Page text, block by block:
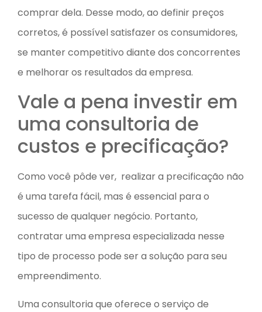
comprar dela. Desse modo, ao definir preços
corretos, é possível satisfazer os consumidores,
se manter competitivo diante dos concorrentes
e melhorar os resultados da empresa.
Vale a pena investir em
uma consultoria de
custos e precificação?
Como você pôde ver, realizar a precificação não
é uma tarefa fácil, mas é essencial para o
sucesso de qualquer negócio. Portanto,
contratar uma empresa especializada nesse
tipo de processo pode ser a solução para seu
empreendimento.
Uma consultoria que oferece o serviço de